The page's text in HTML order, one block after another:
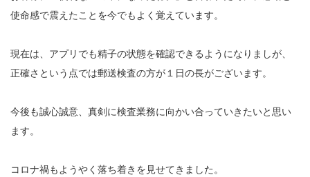
使命感で震えたことを今でもよく覚えています。
現在は、アプリでも精子の状態を確認できるようになりましが、
正確さという点では郵送検査の方が１日の長がございます。
今後も誠心誠意、真剣に検査業務に向かい合っていきたいと思い
ます。
コロナ禍もようやく落ち着きを見せてきました。